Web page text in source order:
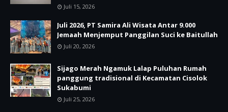
Juli 15, 2026
Juli 2026, PT Samira Ali Wisata Antar 9.000
Jemaah Menjemput Panggilan Suci ke Baitullah
Juli 20, 2026
Sijago Merah Ngamuk Lalap Puluhan Rumah
panggung tradisional di Kecamatan Cisolok
Sukabumi
Juli 25, 2026